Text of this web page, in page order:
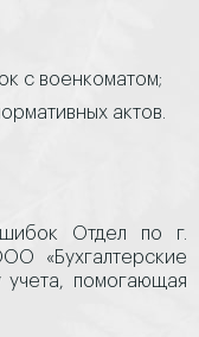
с военкоматом;
актов.
Отдел по г.
«Бухгалтерские
учета, помогающая